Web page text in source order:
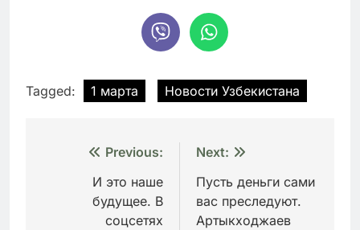
Tagged: 1 марта Новости Узбекистана
Навигация
записям
Previous:
И это наше
будущее. В
соцсетях
Next:
Пусть деньги сами
вас преследуют.
Артыкходжаев